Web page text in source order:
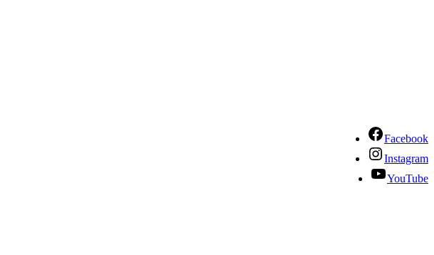
Facebook
Instagram
YouTube